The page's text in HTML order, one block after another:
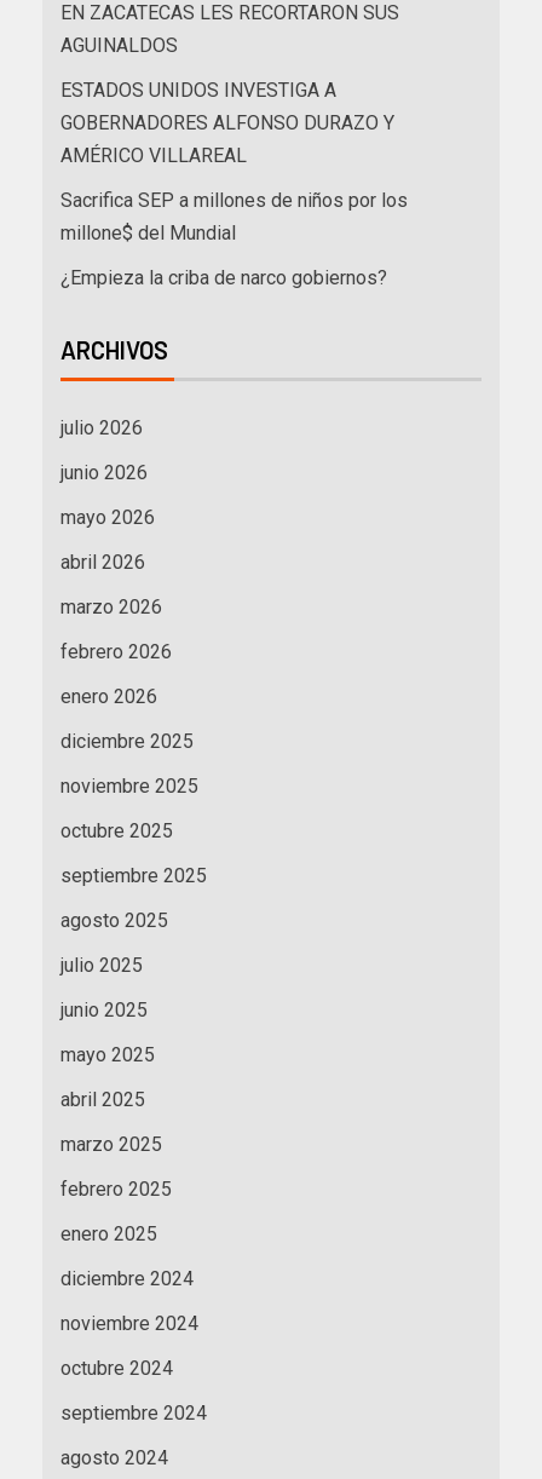
EN ZACATECAS LES RECORTARON SUS
AGUINALDOS
ESTADOS UNIDOS INVESTIGA A
GOBERNADORES ALFONSO DURAZO Y
AMÉRICO VILLAREAL
Sacrifica SEP a millones de niños por los
millone$ del Mundial
¿Empieza la criba de narco gobiernos?
ARCHIVOS
julio 2026
junio 2026
mayo 2026
abril 2026
marzo 2026
febrero 2026
enero 2026
diciembre 2025
noviembre 2025
octubre 2025
septiembre 2025
agosto 2025
julio 2025
junio 2025
mayo 2025
abril 2025
marzo 2025
febrero 2025
enero 2025
diciembre 2024
noviembre 2024
octubre 2024
septiembre 2024
agosto 2024